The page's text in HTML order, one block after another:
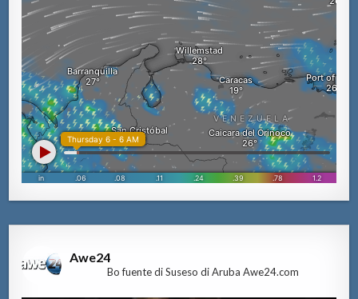
Awe24
Bo fuente di Suseso di Aruba Awe24.com